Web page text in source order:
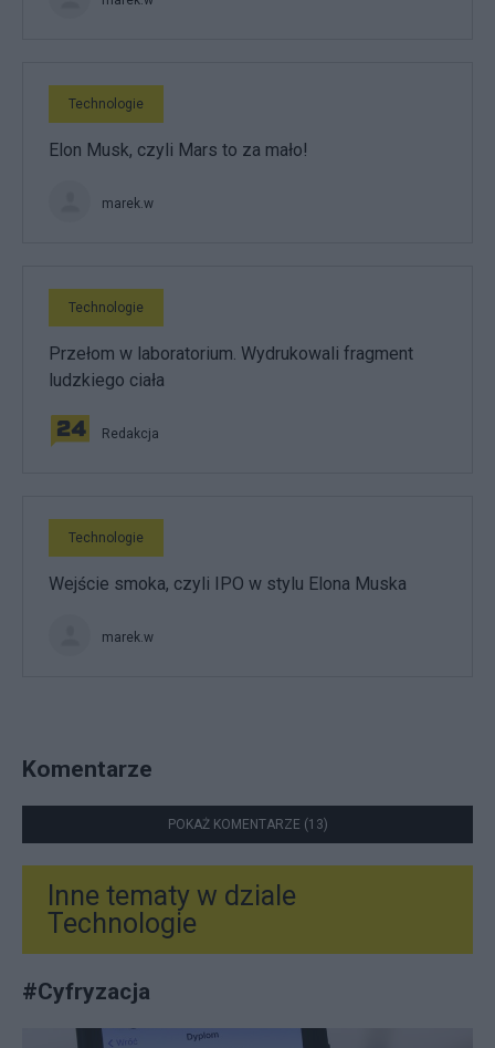
Technologie
Elon Musk, czyli Mars to za mało!
marek.w
Technologie
Przełom w laboratorium. Wydrukowali fragment
ludzkiego ciała
Redakcja
Technologie
Wejście smoka, czyli IPO w stylu Elona Muska
marek.w
Komentarze
POKAŻ KOMENTARZE (13)
Inne tematy w dziale
Technologie
#Cyfryzacja